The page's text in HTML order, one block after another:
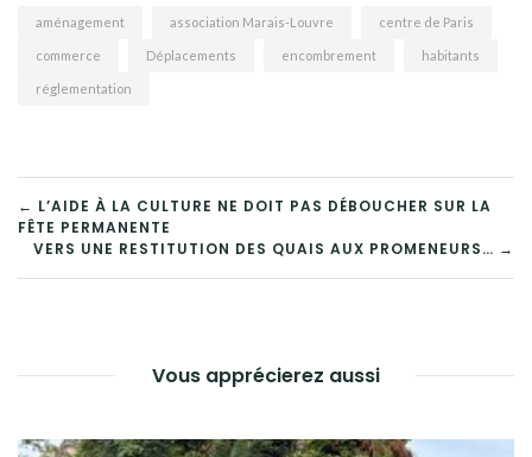
aménagement association Marais-Louvre centre de Paris
commerce Déplacements encombrement habitants
réglementation
NAVIGATION
DE
← L’AIDE À LA CULTURE NE DOIT PAS DÉBOUCHER SUR LA
FÊTE PERMANENTE
VERS UNE RESTITUTION DES QUAIS AUX PROMENEURS… →
Vous apprécierez aussi